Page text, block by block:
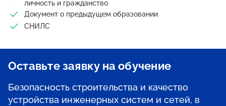
личность и гражданство
Документ о предыдущем образовании
СНИЛС
Оставьте заявку на обучение
Безопасность строительства и качество
устройства инженерных систем и сетей, в